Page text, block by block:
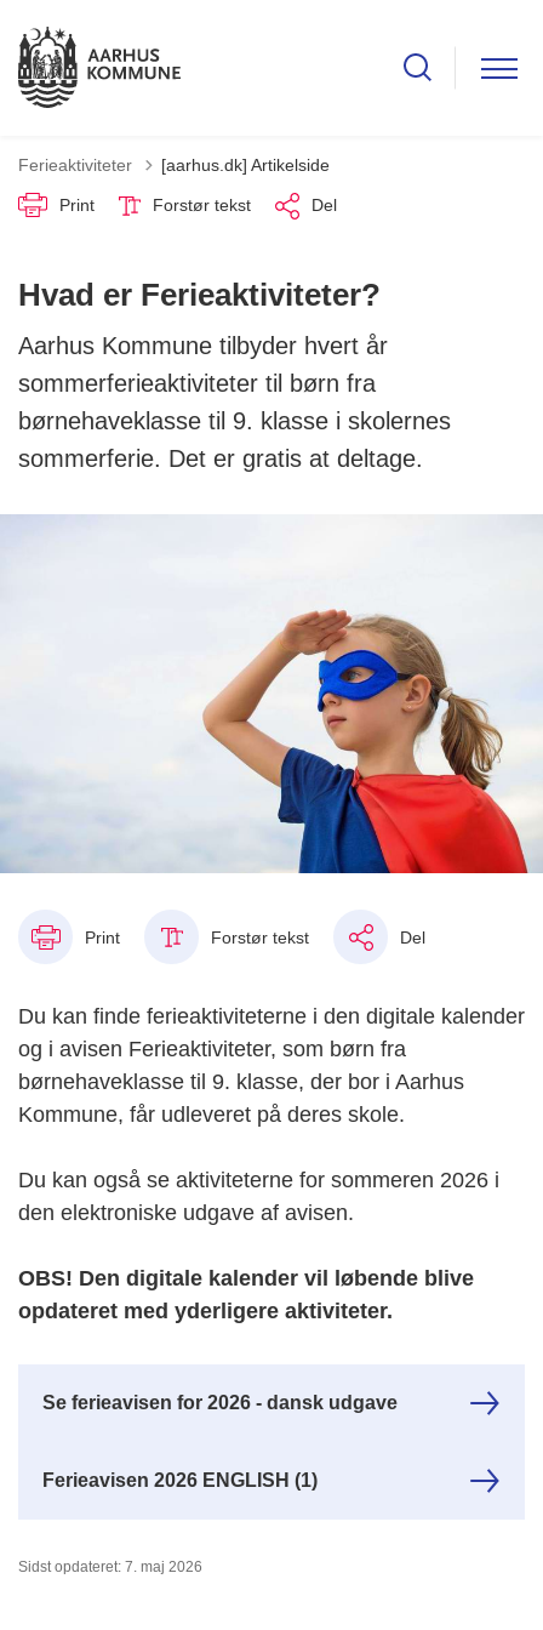
Ferieaktiviteter [aarhus.dk] Artikelside
Print Forstør tekst Del
Hvad er Ferieaktiviteter?
Aarhus Kommune tilbyder hvert år
sommerferieaktiviteter til børn fra
børnehaveklasse til 9. klasse i skolernes
sommerferie. Det er gratis at deltage.
Print Forstør tekst Del
Du kan finde ferieaktiviteterne i den digitale kalender
og i avisen Ferieaktiviteter, som børn fra
børnehaveklasse til 9. klasse, der bor i Aarhus
Kommune, får udleveret på deres skole.
Du kan også se aktiviteterne for sommeren 2026 i
den elektroniske udgave af avisen.
OBS! Den digitale kalender vil løbende blive
opdateret med yderligere aktiviteter.
Se ferieavisen for 2026 - dansk udgave
Ferieavisen 2026 ENGLISH (1)
Sidst opdateret: 7. maj 2026